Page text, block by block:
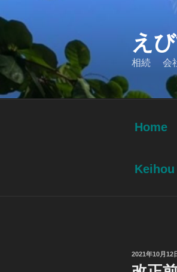
ン
ン
へ
ス
え
相続 会
Home
Keihou
投
2021年10月12